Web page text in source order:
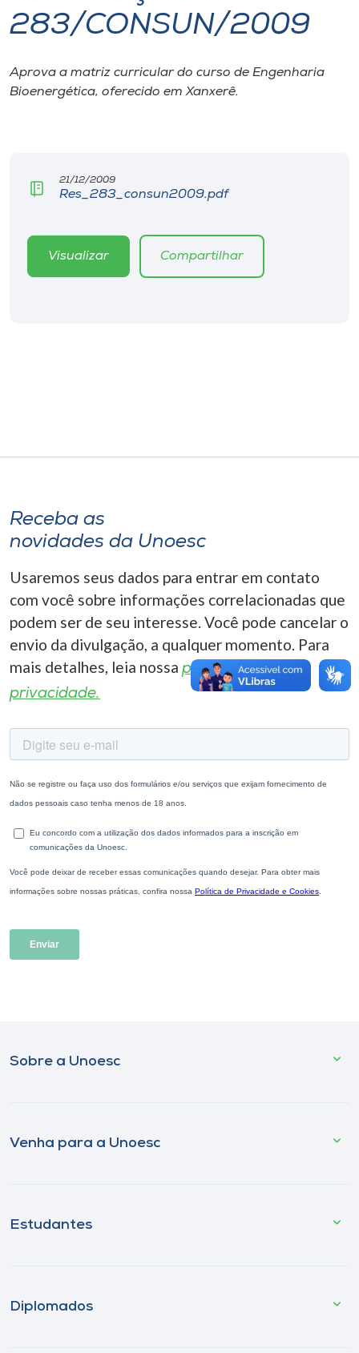
I.nova
Diplomados
CPA
Editora
Selecione
o idioma
283/CONSUN/2009
Aprova a matriz curricular do curso de Engenharia
Bioenergética, oferecido em Xanxerê.
21/12/2009
Res_283_consun2009.pdf
Visualizar Compartilhar
Receba as
novidades da Unoesc
Usaremos seus dados para entrar em contato
com você sobre informações correlacionadas que
podem ser de seu interesse. Você pode cancelar o
envio da divulgação, a qualquer momento. Para
mais detalhes, leia nossa política de
privacidade.
Sobre a Unoesc
Venha para a Unoesc
Estudantes
Diplomados